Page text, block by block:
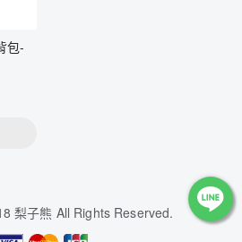
包-
梨子熊 All Rights Reserved.